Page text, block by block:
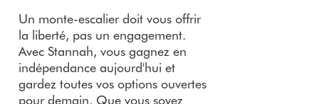
Un monte-escalier doit vous offrir
la liberté, pas un engagement.
Avec Stannah, vous gagnez en
indépendance aujourd'hui et
gardez toutes vos options ouvertes
pour demain. Que vous soyez